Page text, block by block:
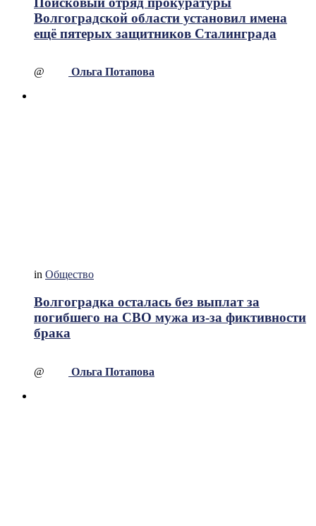
Волгоградской области установил имена
ещё пятерых защитников Сталинграда
@ Ольга Потапова
in Общество
Волгоградка осталась без выплат за
погибшего на СВО мужа из-за фиктивности
брака
@ Ольга Потапова